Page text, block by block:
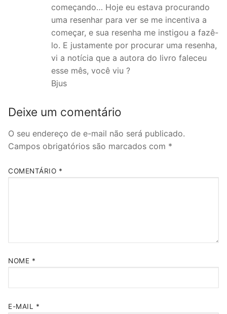
começando… Hoje eu estava procurando
uma resenhar para ver se me incentiva a
começar, e sua resenha me instigou a fazê-
lo. E justamente por procurar uma resenha,
vi a notícia que a autora do livro faleceu
esse mês, você viu ?
Bjus
Deixe um comentário
O seu endereço de e-mail não será publicado.
Campos obrigatórios são marcados com *
COMENTÁRIO *
NOME *
E-MAIL *